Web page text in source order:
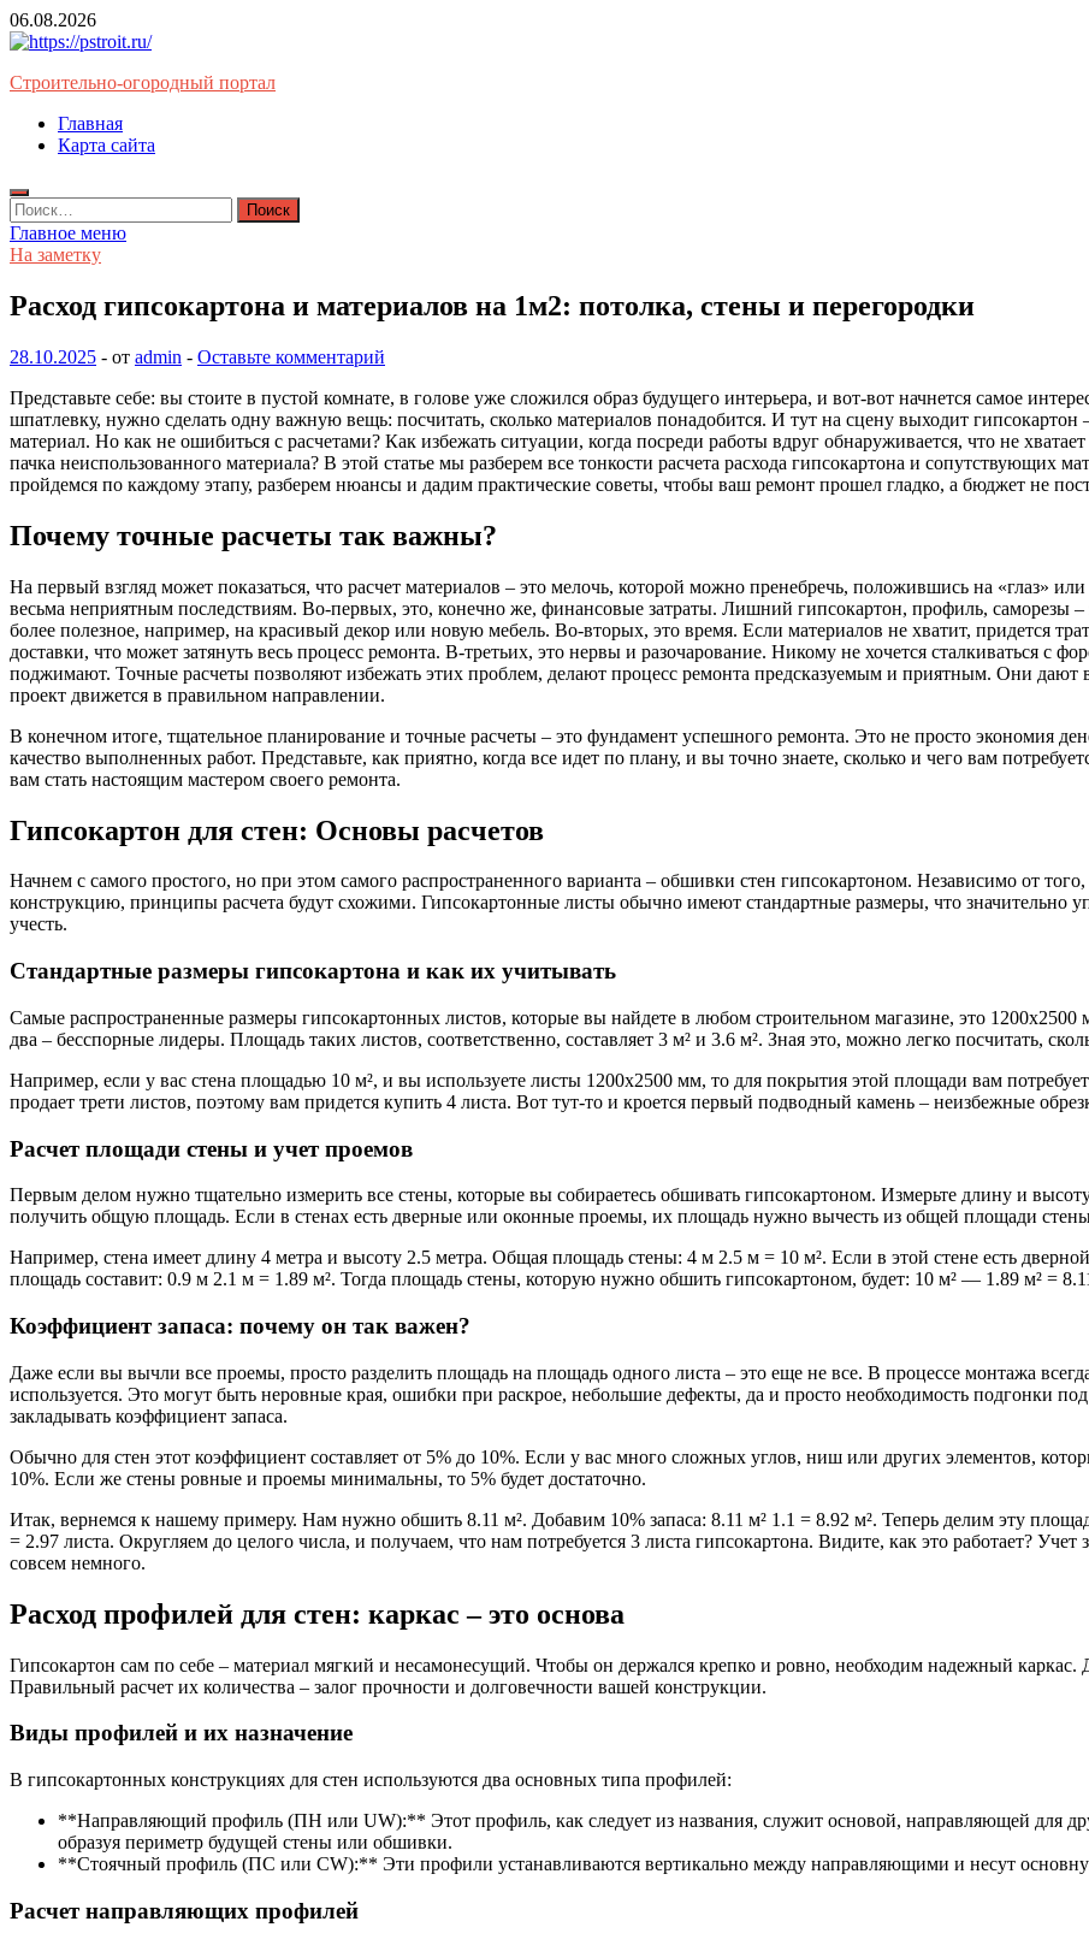
Перейти
к
06.08.2026
Строительно-огородный портал
Главная
Карта сайта
Найти:
Главное меню
На заметку
Расход гипсокартона и материалов на 1м2: потолка, стены и перегородки
28.10.2025 - от admin - Оставьте комментарий
Представьте себе: вы стоите в пустой комнате, в голове уже сложился образ будущего интерьера, и вот-вот начнется самое
шпатлевку, нужно сделать одну важную вещь: посчитать, сколько материалов понадобится. И тут на сцену выходит
материал. Но как не ошибиться с расчетами? Как избежать ситуации, когда посреди работы вдруг обнаруживается, что не
пачка неиспользованного материала? В этой статье мы разберем все тонкости расчета расхода гипсокартона и сопутствующих
пройдемся по каждому этапу, разберем нюансы и дадим практические советы, чтобы ваш ремонт прошел гладко, а бюджет не
Почему точные расчеты так важны?
На первый взгляд может показаться, что расчет материалов – это мелочь, которой можно пренебречь, положившись на «глаз»
весьма неприятным последствиям. Во-первых, это, конечно же, финансовые затраты. Лишний гипсокартон, профиль, саморезы
более полезное, например, на красивый декор или новую мебель. Во-вторых, это время. Если материалов не хватит, придется
доставки, что может затянуть весь процесс ремонта. В-третьих, это нервы и разочарование. Никому не хочется сталкиваться с
поджимают. Точные расчеты позволяют избежать этих проблем, делают процесс ремонта предсказуемым и приятным. Они дают
проект движется в правильном направлении.
В конечном итоге, тщательное планирование и точные расчеты – это фундамент успешного ремонта. Это не просто экономия
качество выполненных работ. Представьте, как приятно, когда все идет по плану, и вы точно знаете, сколько и чего вам
вам стать настоящим мастером своего ремонта.
Гипсокартон для стен: Основы расчетов
Начнем с самого простого, но при этом самого распространенного варианта – обшивки стен гипсокартоном. Независимо от
конструкцию, принципы расчета будут схожими. Гипсокартонные листы обычно имеют стандартные размеры, что значительно
учесть.
Стандартные размеры гипсокартона и как их учитывать
Самые распространенные размеры гипсокартонных листов, которые вы найдете в любом строительном магазине, это
два – бесспорные лидеры. Площадь таких листов, соответственно, составляет 3 м² и 3.6 м². Зная это, можно легко посчитать,
Например, если у вас стена площадью 10 м², и вы используете листы 1200х2500 мм, то для покрытия этой площади вам
продает трети листов, поэтому вам придется купить 4 листа. Вот тут-то и кроется первый подводный камень – неизбежные
Расчет площади стены и учет проемов
Первым делом нужно тщательно измерить все стены, которые вы собираетесь обшивать гипсокартоном. Измерьте длину и
получить общую площадь. Если в стенах есть дверные или оконные проемы, их площадь нужно вычесть из общей площади
Например, стена имеет длину 4 метра и высоту 2.5 метра. Общая площадь стены: 4 м 2.5 м = 10 м². Если в этой стене есть
площадь составит: 0.9 м 2.1 м = 1.89 м². Тогда площадь стены, которую нужно обшить гипсокартоном, будет: 10 м² — 1.89 м² =
Коэффициент запаса: почему он так важен?
Даже если вы вычли все проемы, просто разделить площадь на площадь одного листа – это еще не все. В процессе монтажа
используется. Это могут быть неровные края, ошибки при раскрое, небольшие дефекты, да и просто необходимость подгонки
закладывать коэффициент запаса.
Обычно для стен этот коэффициент составляет от 5% до 10%. Если у вас много сложных углов, ниш или других элементов,
10%. Если же стены ровные и проемы минимальны, то 5% будет достаточно.
Итак, вернемся к нашему примеру. Нам нужно обшить 8.11 м². Добавим 10% запаса: 8.11 м² 1.1 = 8.92 м². Теперь делим эту
= 2.97 листа. Округляем до целого числа, и получаем, что нам потребуется 3 листа гипсокартона. Видите, как это работает?
совсем немного.
Расход профилей для стен: каркас – это основа
Гипсокартон сам по себе – материал мягкий и несамонесущий. Чтобы он держался крепко и ровно, необходим надежный каркас.
Правильный расчет их количества – залог прочности и долговечности вашей конструкции.
Виды профилей и их назначение
В гипсокартонных конструкциях для стен используются два основных типа профилей:
**Направляющий профиль (ПН или UW):** Этот профиль, как следует из названия, служит основой, направляющей для
образуя периметр будущей стены или обшивки.
**Стоячный профиль (ПС или CW):** Эти профили устанавливаются вертикально между направляющими и несут
Расчет направляющих профилей